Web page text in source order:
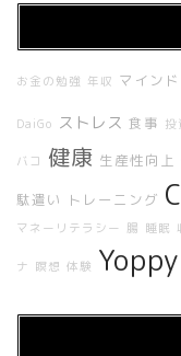
お金の勉強 年収 マイン
DaiGo ストレス 食事 投
バコ 健康 生産性向上
駄遣い トレーニング
マネーリテラシー
腸 睡眠
ナ 瞑想 体験 Yoppy